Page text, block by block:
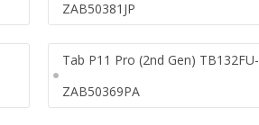
ZAB50381JP
Tab P11 Pro (2nd Gen) TB132FU-
ZAB50369PA